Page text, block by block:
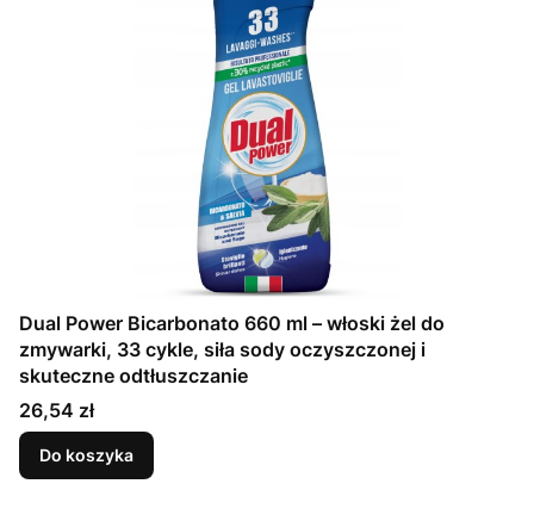
Dual Power Bicarbonato 660 ml – włoski żel do
zmywarki, 33 cykle, siła sody oczyszczonej i
skuteczne odtłuszczanie
Cena
26,54 zł
Do koszyka